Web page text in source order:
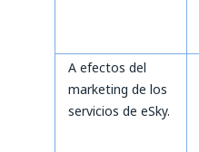
A efectos del
marketing de los
servicios de eSky.